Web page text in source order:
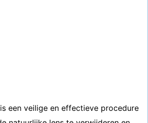
is een veilige en effectieve procedure